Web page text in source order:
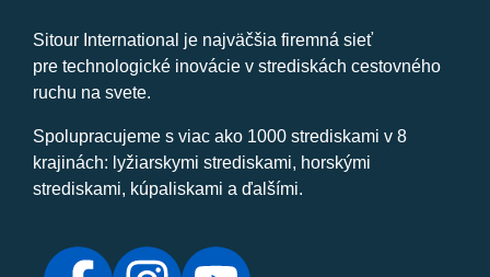
Sitour International je najväčšia firemná sieť
pre technologické inovácie v strediskách cestovného
ruchu na svete.
Spolupracujeme s viac ako 1000 strediskami v 8
krajinách: lyžiarskymi strediskami, horskými
strediskami, kúpaliskami a ďalšími.